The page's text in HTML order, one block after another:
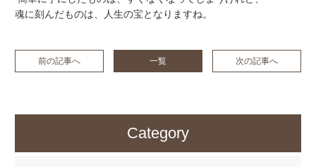
魂に刻んだものは、人生の宝となりますね。
前の記事へ 一覧 次の記事へ
Category